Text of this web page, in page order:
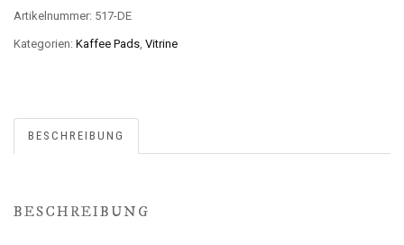
Artikelnummer: 517-DE
Kategorien: Kaffee Pads Vitrine
BESCHREIBUNG
BESCHREIBUNG